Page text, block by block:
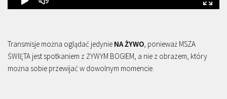
Transmisje można oglądać jedynie NA ŻYWO, ponieważ MSZA
ŚWIĘTA jest spotkaniem z ŻYWYM BOGIEM, a nie z obrazem, który
można sobie przewijać w dowolnym momencie.